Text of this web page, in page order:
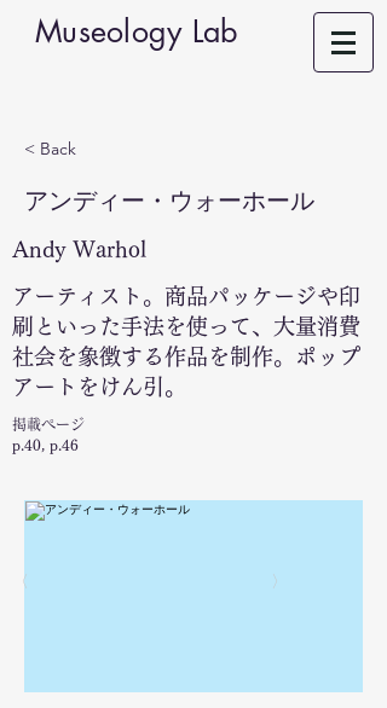
Museology Lab
< Back
アンディー・ウォーホール
Andy Warhol
アーティスト。商品パッケージや印
刷といった手法を使って、大量消費
社会を象徴する作品を制作。ポップ
アートをけん引。
掲載ページ
p.40, p.46
〈 〉